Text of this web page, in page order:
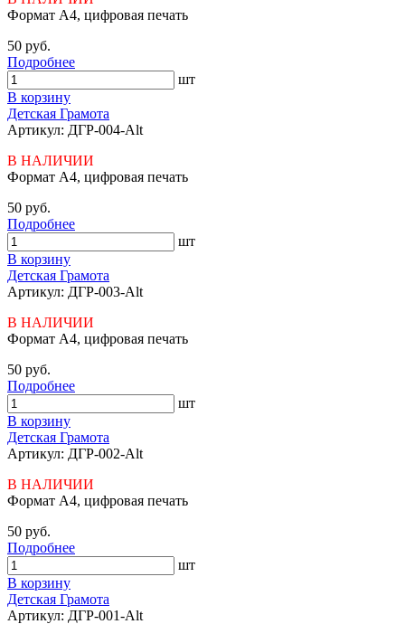
Формат А4, цифровая печать
50 руб.
Подробнее
шт
В корзину
Детская Грамота
Артикул: ДГР-004-Alt
В НАЛИЧИИ
Формат А4, цифровая печать
50 руб.
Подробнее
шт
В корзину
Детская Грамота
Артикул: ДГР-003-Alt
В НАЛИЧИИ
Формат А4, цифровая печать
50 руб.
Подробнее
шт
В корзину
Детская Грамота
Артикул: ДГР-002-Alt
В НАЛИЧИИ
Формат А4, цифровая печать
50 руб.
Подробнее
шт
В корзину
Детская Грамота
Артикул: ДГР-001-Alt